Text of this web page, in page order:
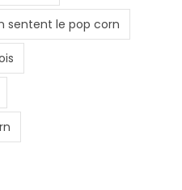
sentent le pop corn